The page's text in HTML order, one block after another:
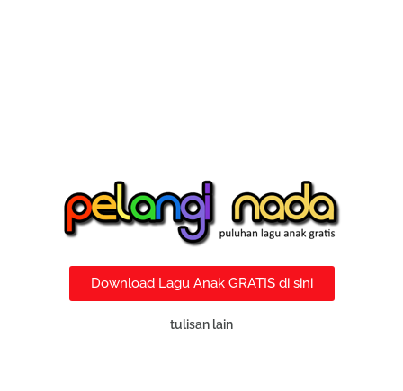
Download Lagu Anak GRATIS di sini
tulisan lain